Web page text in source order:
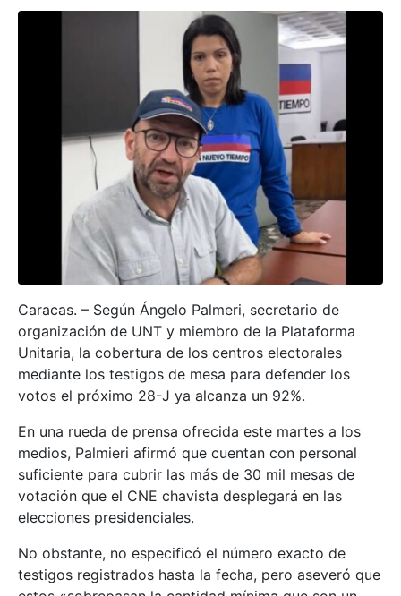
Caracas. – Según Ángelo Palmeri, secretario de
organización de UNT y miembro de la Plataforma
Unitaria, la cobertura de los centros electorales
mediante los testigos de mesa para defender los
votos el próximo 28-J ya alcanza un 92%.
En una rueda de prensa ofrecida este martes a los
medios, Palmieri afirmó que cuentan con personal
suficiente para cubrir las más de 30 mil mesas de
votación que el CNE chavista desplegará en las
elecciones presidenciales.
No obstante, no especificó el número exacto de
testigos registrados hasta la fecha, pero aseveró que